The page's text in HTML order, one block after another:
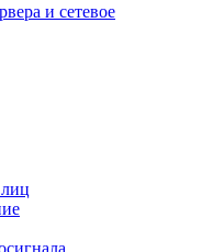
и сетевое